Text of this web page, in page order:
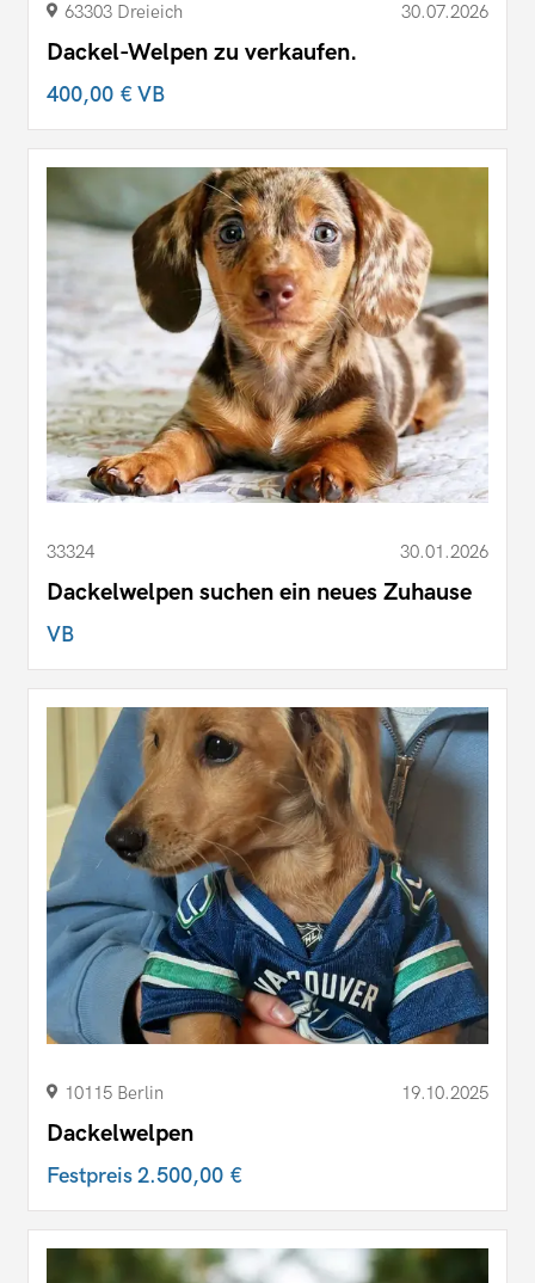
63303 Dreieich 30.07.2026
Dackel-Welpen zu verkaufen.
400,00 €VB
33324 30.01.2026
Dackelwelpen suchen ein neues Zuhause
VB
10115 Berlin 19.10.2025
Dackelwelpen
Festpreis2.500,00 €